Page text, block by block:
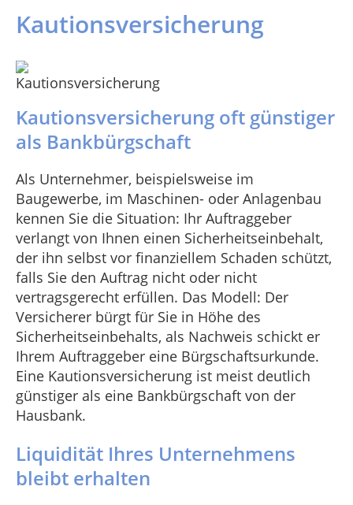
Kautionsversicherung
Kautionsversicherung oft günstiger
als Bankbürgschaft
Als Unternehmer, beispielsweise im
Baugewerbe, im Maschinen- oder Anlagenbau
kennen Sie die Situation: Ihr Auftraggeber
verlangt von Ihnen einen Sicherheitseinbehalt,
der ihn selbst vor finanziellem Schaden schützt,
falls Sie den Auftrag nicht oder nicht
vertragsgerecht erfüllen. Das Modell: Der
Versicherer bürgt für Sie in Höhe des
Sicherheitseinbehalts, als Nachweis schickt er
Ihrem Auftraggeber eine Bürgschaftsurkunde.
Eine Kautionsversicherung ist meist deutlich
günstiger als eine Bankbürgschaft von der
Hausbank.
Liquidität Ihres Unternehmens
bleibt erhalten